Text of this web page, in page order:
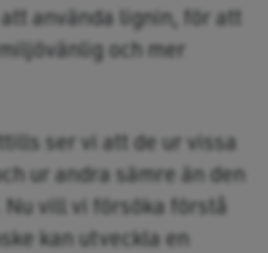
använda lignin, för att
och mer
ser vi att de ur vissa
ur andra sämre än den
vill vi försöka förstå
kan utveckla en